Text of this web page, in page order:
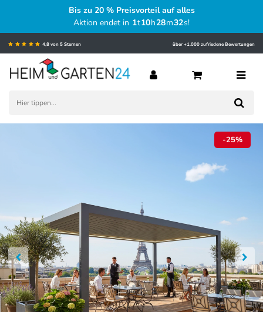
Bis zu 20 % Preisvorteil auf alles
Aktion endet in 1t10h28m30s!
4,8 von 5 Sternen über +1.000 zufriedene Bewertungen
-25%